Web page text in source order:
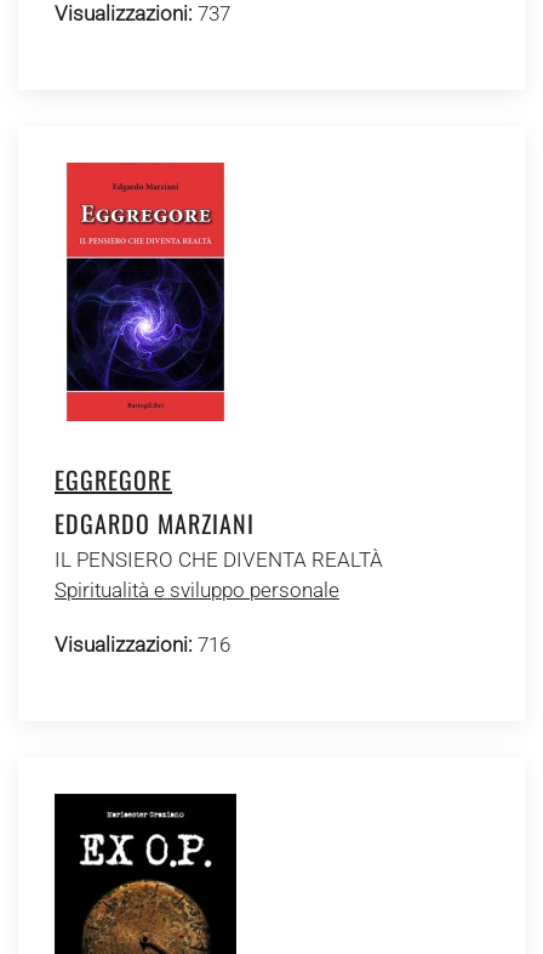
Visualizzazioni: 737
EGGREGORE
EDGARDO MARZIANI
IL PENSIERO CHE DIVENTA REALTÀ
Spiritualità e sviluppo personale
Visualizzazioni: 716